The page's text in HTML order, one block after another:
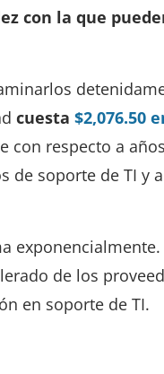
con la que
cuesta $2,076.50
con respecto a
de soporte de TI y
exponencialmente.
de los
en soporte de TI.